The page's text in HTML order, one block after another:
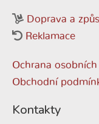
Doprava a
Reklamace
Ochrana
Obchodní
Kontakty